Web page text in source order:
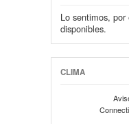
Lo sentimos,
disponibles.
CLIMA